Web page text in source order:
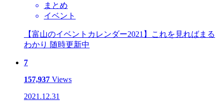
まとめ
イベント
【富山のイベントカレンダー2021】これを見ればまる
わかり 随時更新中
7
157,937 Views
2021.12.31